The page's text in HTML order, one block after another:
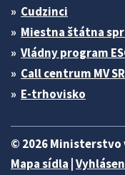
Cudzinci
Miestna štátna
Vládny program
Call centrum MV SR
E-trhovisko
© 2026 Ministerstvo
Mapa sídla